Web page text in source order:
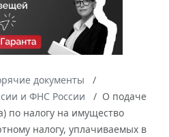
документы
и ФНС России
О подаче
по налогу на имущество
налогу, уплачиваемых в